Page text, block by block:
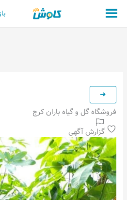
محتوا
فروشگاه گل و گیاه باران کرج
گزارش آگهی